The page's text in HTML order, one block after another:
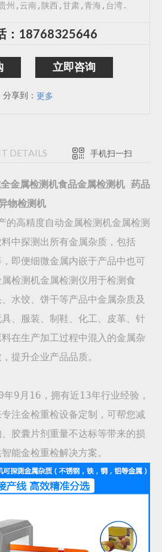
州,云南,陕西,甘肃,青海,台湾.
：18768325646
立即咨询
分享到： 更多
DETAILS 手机扫一扫
金属检测机食品金属检测机 药品
物检测机
高精度自动金属检测机金属检测
中探测出所有金属杂质，包括
即便细微金属内嵌于产品中也可
检测机金属检测仪用于检测食
水饺、饼干等产品中金属杂质及
、服装、制鞋、化工、皮革、针
在生产加工过程中混入的金属杂
提升企业产品品质。
16，拥有近13年行业经验，
注金检重检设备定制，可帮您减
胶囊片剂重量不达标等带来的损
能金检重检解决方案。